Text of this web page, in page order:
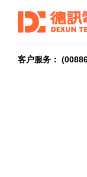
客户服务：